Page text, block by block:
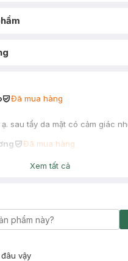
Đã mua hàng
sau tẩy da mặt có cảm giác
Đã mua hàng
Xem tất cả
vậy